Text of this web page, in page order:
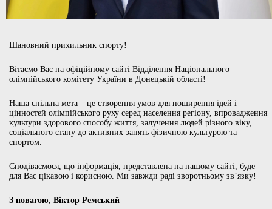
Шановний прихильник спорту!
Вітаємо Вас на офіційному сайті Відділення Національного
олімпійського комітету України в Донецькій області!
Наша спільна мета – це створення умов для поширення ідей і
цінностей олімпійського руху серед населення регіону, впровадження
культури здорового способу життя, залучення людей різного віку,
соціального стану до активних занять фізичною культурою та
спортом.
Сподіваємося, що інформація, представлена на нашому сайті, буде
для Вас цікавою і корисною. Ми завжди раді зворотньому зв’язку!
З повагою, Віктор Ремський